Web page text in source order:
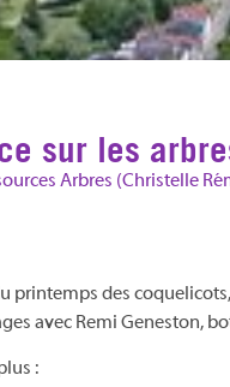
sur les
Arbres (Christelle
printemps des
avec Remi Geneston,
: